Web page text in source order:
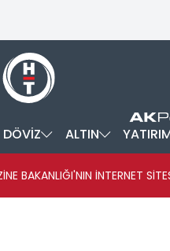
DÖVİZ ALTIN
BAKANLIĞI'NIN İNTERNET